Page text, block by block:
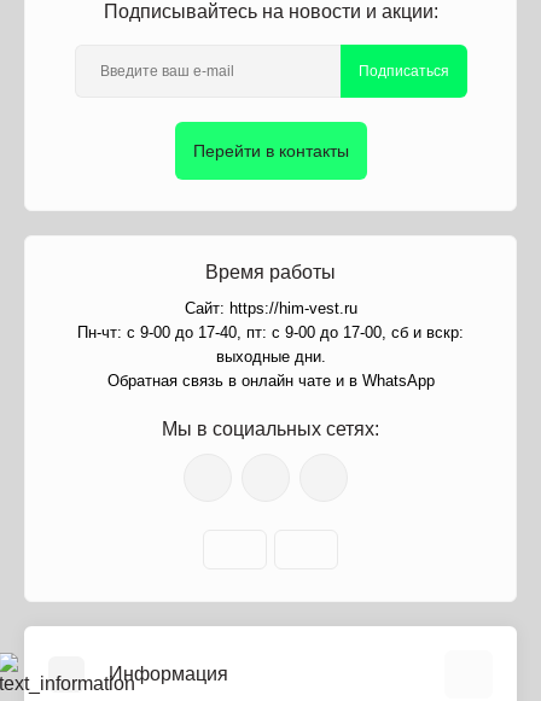
Подписывайтесь на новости и акции:
Подписаться
Перейти в контакты
Время работы
Сайт: https://him-vest.ru
Пн-чт: с 9-00 до 17-40, пт: с 9-00 до 17-00, сб и вскр:
выходные дни.
Обратная связь в онлайн чате и в WhatsApp
Мы в социальных сетях:
Информация